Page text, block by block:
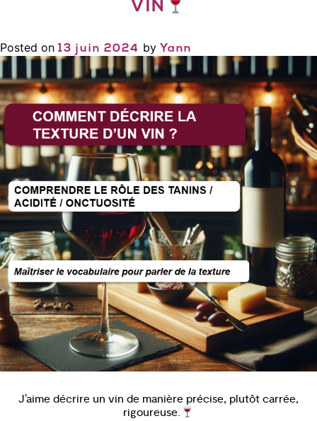
VIN
Posted on 13 juin 2024 by Yann
J’aime décrire un vin de manière précise, plutôt carrée,
rigoureuse.